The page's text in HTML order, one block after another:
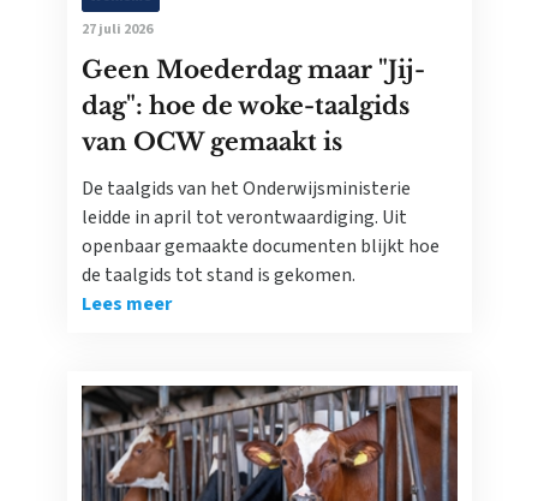
27 juli 2026
Geen Moederdag maar "Jij-
dag": hoe de woke-taalgids
van OCW gemaakt is
De taalgids van het Onderwijsministerie
leidde in april tot verontwaardiging. Uit
openbaar gemaakte documenten blijkt hoe
de taalgids tot stand is gekomen.
Lees meer